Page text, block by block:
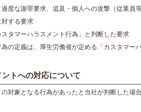
度な謝罪要求、追及・個人への攻撃（従業員
対する要求
タマーハラスメント行為」と判断した要求
の定義は、厚生労働省が定める「カスタマー
トへの対応について
対象となる行為があったと当社が判断した場